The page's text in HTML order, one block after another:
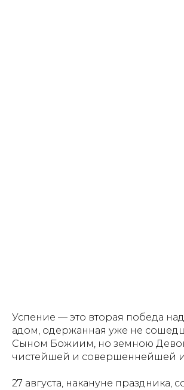
Успение — это вторая победа
адом, одержанная уже не
Сыном Божиим, но земною
чистейшей и совершеннейшей
27 августа, накануне праздника,